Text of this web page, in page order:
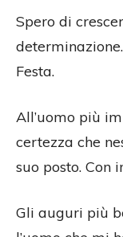
Spero di
Festa.
All’uomo più
certezza che
suo posto. Con
Gli auguri più